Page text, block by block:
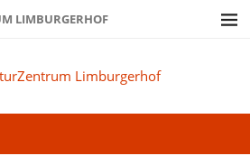
LIMBURGERHOF